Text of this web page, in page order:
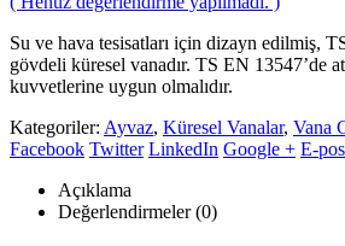
Su ve hava tesisatları için dizayn edilmiş,
gövdeli küresel vanadır. TS EN 13547’de
kuvvetlerine uygun olmalıdır.
Kategoriler: Ayvaz, Küresel Vanalar, Vana
Facebook Twitter LinkedIn Google + E-
Açıklama
Değerlendirmeler (0)